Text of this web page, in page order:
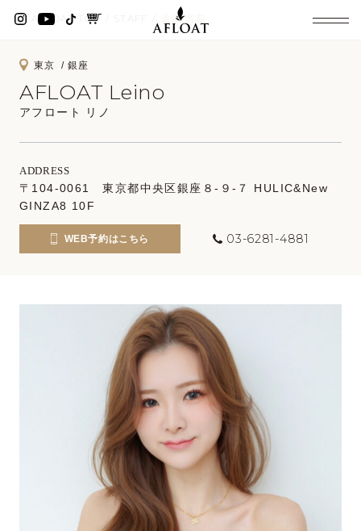
AFLOAT TOP 遠藤 音茄
東京 銀座
AFLOAT Leino
アフロート リノ
ADDRESS
〒104-0061 東京都中央区銀座８-９-７ HULIC&New
GINZA8 10F
WEB予約はこちら 03-6281-4881